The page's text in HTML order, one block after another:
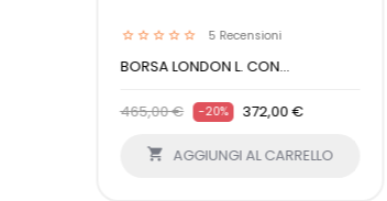
5 Recensioni
BORSA LONDON L. CON...
465,00 € -20% 372,00 €
 AGGIUNGI AL CARRELLO